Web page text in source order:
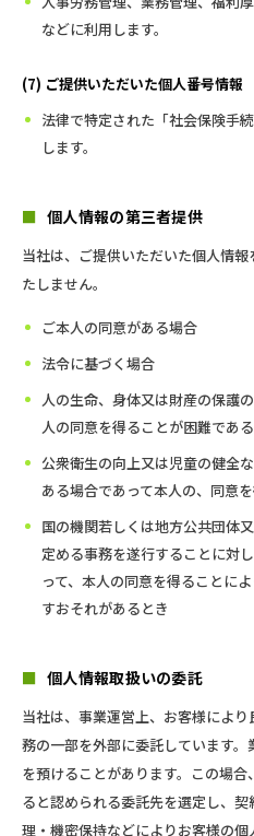
などに利用します。
(7) ご提供いただいた個人番号情報
法律で特定された「社会保険手
します。
■ 個人情報の第三者提供
当社は、ご提供いただいた個人情
たしません。
ご本人の同意がある場合
法令に基づく場合
人の生命、身体又は財産の保護
人の同意を得ることが困難であ
公衆衛生の向上又は児童の健全
ある場合であって本人の、同意
国の機関若しくは地方公共団体
定める事務を遂行することに対
って、本人の同意を得ることに
すおそれがあるとき
■ 個人情報取扱いの委託
当社は、事業運営上、お客様によ
務の一部を外部に委託しています
を預けることがあります。この場
ると認められる委託先を選定し、
理・機密保持などによりお客様の